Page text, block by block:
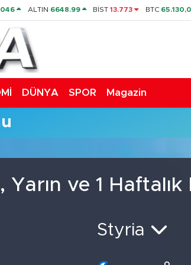
ALTIN 6648.99 BİST13.773 BTC
DÜNYA SPOR Magazin
ve 1
Styria